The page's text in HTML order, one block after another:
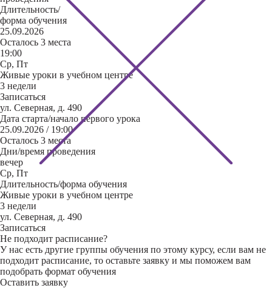
Длительность/
форма обучения
25.09.2026
Осталось 3 места
19:00
Ср, Пт
Живые уроки в учебном центре
3 недели
Записаться
ул. Северная, д. 490
Дата старта/начало первого урока
25.09.2026 / 19:00
Осталось 3 места
Дни/время проведения
вечер
Ср, Пт
Длительность/форма обучения
Живые уроки в учебном центре
3 недели
ул. Северная, д. 490
Записаться
Не подходит расписание?
У нас есть другие группы обучения по этому курсу, если вам не
подходит расписание, то оставьте заявку и мы поможем вам
подобрать формат обучения
Оставить заявку